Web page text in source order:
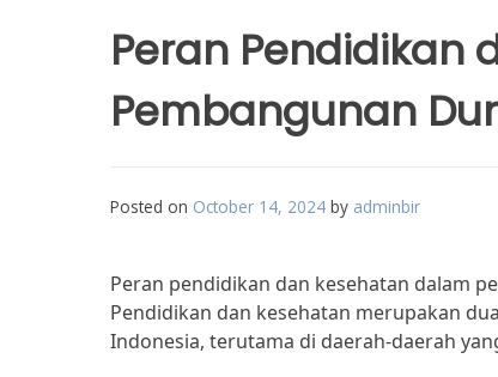
Peran Pendidikan
Pembangunan
Posted on October 14, 2024 by adminbir
Peran pendidikan dan kesehatan dalam
Pendidikan dan kesehatan merupakan
Indonesia, terutama di daerah-daerah